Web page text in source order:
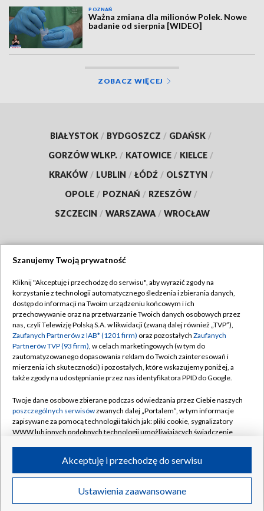
POZNAŃ
Ważna zmiana dla milionów Polek. Nowe
badanie od sierpnia [WIDEO]
ZOBACZ WIĘCEJ
BIAŁYSTOK / BYDGOSZCZ / GDAŃSK /
GORZÓW WLKP. / KATOWICE / KIELCE /
KRAKÓW / LUBLIN / ŁÓDŹ / OLSZTYN /
OPOLE / POZNAŃ / RZESZÓW /
SZCZECIN / WARSZAWA / WROCŁAW
TVP
Abonament TVP
Emisja w TVP
Centrum informacji TVP
Naziemna Telewizja Cyfrowa
Rada Programowa
System NOS
Informacje o nadawcy
Program dla prasy
Ogłoszenie przetargowe
Regulamin TVP
Polityka prywatności
Moje zgody
Pomoc
Kontakt
Kanały
©2026 Telewizja Polska S.A. w likwidacji
Szanujemy Twoją prywatność
Kliknij "Akceptuję i przechodzę do serwisu", aby wyrazić zgody na
korzystanie z technologii automatycznego śledzenia i zbierania danych,
dostęp do informacji na Twoim urządzeniu końcowym i ich
przechowywanie oraz na przetwarzanie Twoich danych osobowych przez
nas, czyli Telewizję Polską S.A. w likwidacji (zwaną dalej również „TVP”),
Zaufanych Partnerów z IAB* (1201 firm) oraz pozostałych Zaufanych
Partnerów TVP (93 firm), w celach marketingowych (w tym do
zautomatyzowanego dopasowania reklam do Twoich zainteresowań i
mierzenia ich skuteczności) i pozostałych, które wskazujemy poniżej, a
także zgody na udostępnianie przez nas identyfikatora PPID do Google.
Twoje dane osobowe zbierane podczas odwiedzania przez Ciebie naszych
poszczególnych serwisówzwanych dalej „Portalem”, w tym informacje
zapisywane za pomocą technologii takich jak: pliki cookie, sygnalizatory
WWW lub innych podobnych technologii umożliwiających świadczenie
ruchu w Internecie.
Twoje dane osobowe zbierane podczas odwiedzania przez Ciebie
poszczególnych serwisówna Portalu, takie jak adresy IP, identyfikatory
Ustawienia zaawansowane
Akceptuję i przechodzę do serwisu